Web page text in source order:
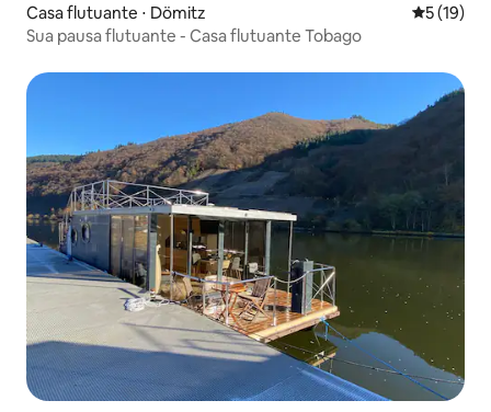
Casa flutuante ⋅ Dömitz 5 de uma
5 (19)
Sua pausa flutuante - Casa flutuante Tobago